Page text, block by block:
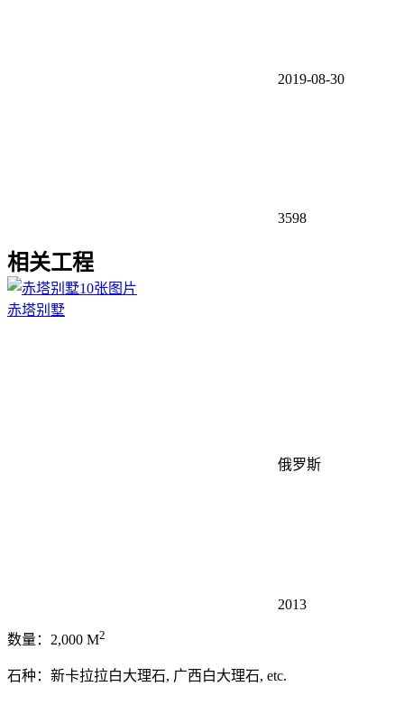
2019-08-30
3598
相关工程
10张图片
赤塔别墅
俄罗斯
2013
数量：2,000 M2
石种：新卡拉拉白大理石, 广西白大理石, etc.